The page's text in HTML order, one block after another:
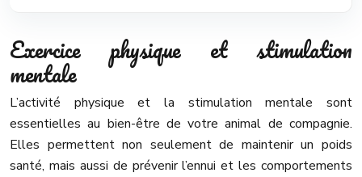
Exercice physique et stimulation
mentale
L’activité physique et la stimulation mentale sont
essentielles au bien-être de votre animal de compagnie.
Elles permettent non seulement de maintenir un poids
santé, mais aussi de prévenir l’ennui et les comportements